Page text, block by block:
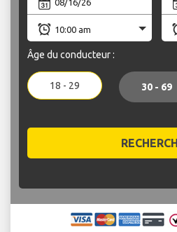
Âge du conducteur :
18 - 29 30 - 69